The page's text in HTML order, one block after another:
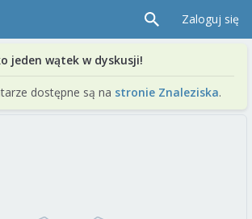
Zaloguj się
jeden wątek w dyskusji!
dostępne są na stronie Znaleziska.